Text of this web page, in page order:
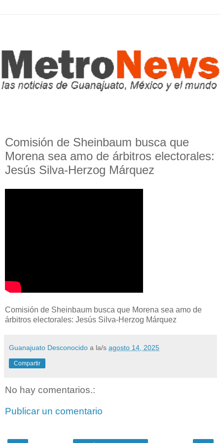
Comisión de Sheinbaum busca que
Morena sea amo de árbitros electorales:
Jesús Silva-Herzog Márquez
Comisión de Sheinbaum busca que Morena sea amo de
árbitros electorales: Jesús Silva-Herzog Márquez
Guanajuato Desconocido a la/s agosto 14, 2025
Compartir
No hay comentarios.:
Publicar un comentario